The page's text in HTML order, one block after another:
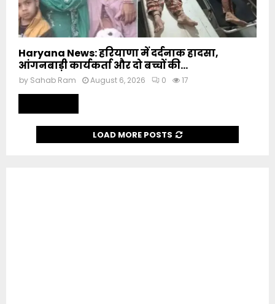
Haryana News: हरियाणा में दर्दनाक हादसा,
आंगनबाड़ी कार्यकर्ता और दो बच्चों की...
by Sahab Ram August 6, 2026 0 17
LOAD MORE POSTS